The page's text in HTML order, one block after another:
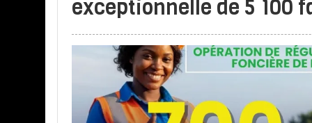
exceptionnelle de 5 100